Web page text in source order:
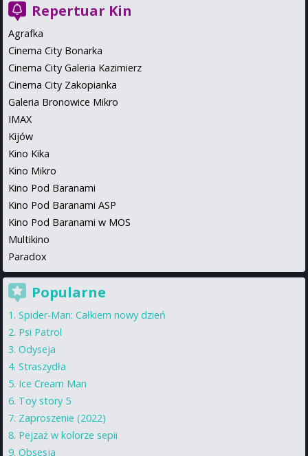
Repertuar Kin
Agrafka
Cinema City Bonarka
Cinema City Galeria Kazimierz
Cinema City Zakopianka
Galeria Bronowice Mikro
IMAX
Kijów
Kino Kika
Kino Mikro
Kino Pod Baranami
Kino Pod Baranami ASP
Kino Pod Baranami w MOS
Multikino
Paradox
Popularne
Spider-Man: Całkiem nowy dzień
Psi Patrol
Odyseja
Straszydła
Ice Cream Man
Toy story 5
Zaproszenie (2022)
Pejzaż w kolorze sepii
Obsesja